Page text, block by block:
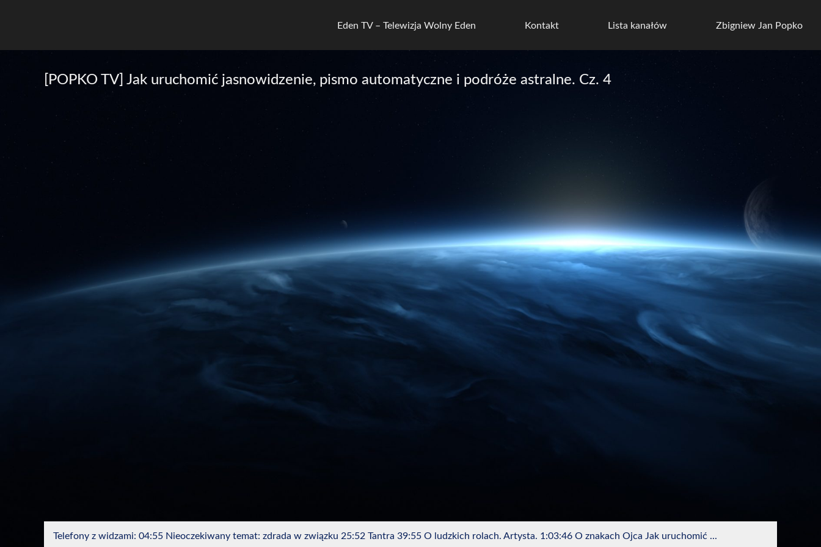
Eden TV – Telewizja Wolny Eden Kontakt Lista kanałów Zbigniew Jan Popko
[POPKO TV] Jak uruchomić jasnowidzenie, pismo automatyczne i podróże astralne. Cz. 4
Telefony z widzami: 04:55 Nieoczekiwany temat: zdrada w związku 25:52 Tantra 39:55 O ludzkich rolach. Artysta. 1:03:46 O znakach Ojca Jak uruchomić ...